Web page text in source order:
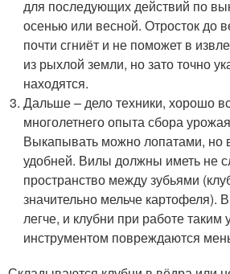
для последующих действий по
осенью или весной. Отросток до
почти сгниёт и не поможет в
из рыхлой земли, но зато точно
находятся.
Дальше – дело техники, хорошо
многолетнего опыта сбора
Выкапывать можно лопатами, но
удобней. Вилы должны иметь не
пространство между зубьями
значительно мельче картофеля).
легче, и клубни при работе
инструментом повреждаются